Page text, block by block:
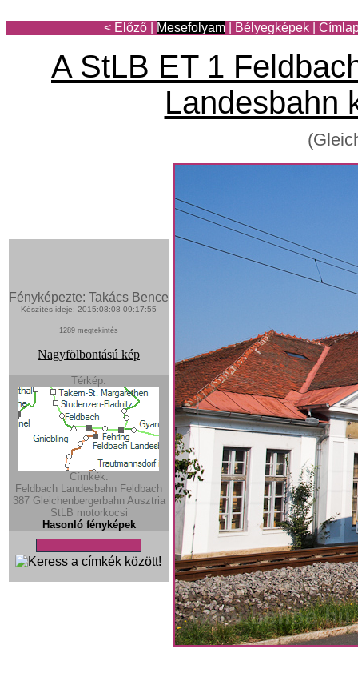
< Előző Mesefolyam Bélyegképek
A StLB ET 1
Landesbahn
Fényképezte: Takács Bence
Készítés ideje: 2015:08:08 09:17:55
1289 megtekintés
Nagyfölbontású kép
Térkép:
Címkék:
Feldbach Landesbahn Feldbach
387 Gleichenbergerbahn Ausztria
StLB motorkocsi
Hasonló fényképek